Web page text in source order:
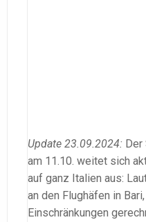
Update 23.09.2024: Der
am 11.10. weitet sich
auf ganz Italien aus:
an den Flughäfen in
Einschränkungen